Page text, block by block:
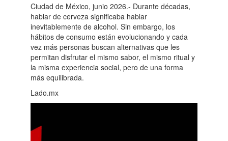
Ciudad de México, junio 2026.- Durante décadas,
hablar de cerveza significaba hablar
inevitablemente de alcohol. Sin embargo, los
hábitos de consumo están evolucionando y cada
vez más personas buscan alternativas que les
permitan disfrutar el mismo sabor, el mismo ritual y
la misma experiencia social, pero de una forma
más equilibrada.
Lado.mx